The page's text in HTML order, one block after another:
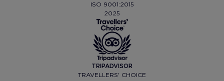
ISO 9001:2015
2025
TRIPADVISOR
TRAVELLERS' CHOICE